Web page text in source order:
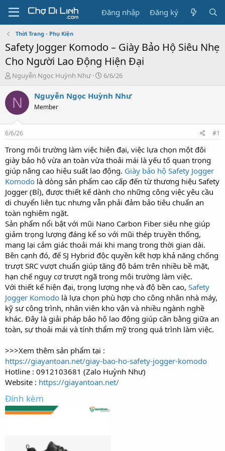
Đăng nhập Đăng ký
Thời Trang - Phụ Kiện
Safety Jogger Komodo – Giày Bảo Hộ Siêu Nhẹ
Cho Người Lao Động Hiện Đại
T
r
e
a
s
t
a
r
t
e
r
Nguyễn Ngọc Huỳnh Như
N
à
6/6/26
N Nguyễn Ngọc Huỳnh Như
Member
6/6/26 #1
Trong môi trường làm việc hiện đại, việc lựa chọn một đôi
giày bảo hộ vừa an toàn vừa thoải mái là yếu tố quan trọng
giúp nâng cao hiệu suất lao động. Giày bảo hộ Safety Jogger
Komodo là dòng sản phẩm cao cấp đến từ thương hiệu Safety
Jogger (Bỉ), được thiết kế dành cho những công việc yêu cầu
di chuyển liên tục nhưng vẫn phải đảm bảo tiêu chuẩn an
toàn nghiêm ngặt.
Sản phẩm nổi bật với mũi Nano Carbon Fiber siêu nhẹ giúp
giảm trọng lượng đáng kể so với mũi thép truyền thống,
mang lại cảm giác thoải mái khi mang trong thời gian dài.
Bên cạnh đó, đế SJ Hybrid độc quyền kết hợp khả năng chống
trượt SRC vượt chuẩn giúp tăng độ bám trên nhiều bề mặt,
hạn chế nguy cơ trượt ngã trong môi trường làm việc.
Với thiết kế hiện đại, trọng lượng nhẹ và độ bền cao, Safety
Jogger Komodo là lựa chọn phù hợp cho công nhân nhà máy,
kỹ sư công trình, nhân viên kho vận và nhiều ngành nghề
khác. Đây là giải pháp bảo hộ lao động giúp cân bằng giữa an
toàn, sự thoải mái và tính thẩm mỹ trong quá trình làm việc.
>>>Xem thêm sản phẩm tại :
https://giayantoan.net/giay-bao-ho-safety-jogger-komodo
Hotline : 0912103681 (Zalo Huỳnh Như)
Website : https://giayantoan.net/
Đính kèm